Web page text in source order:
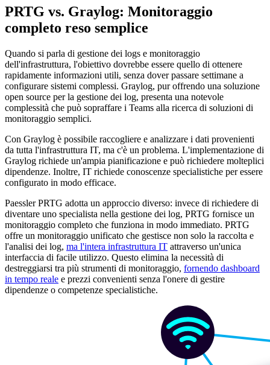
PRTG vs. Graylog: Monitoraggio
completo reso semplice
Quando si parla di gestione dei logs e monitoraggio
dell'infrastruttura, l'obiettivo dovrebbe essere quello di ottenere
rapidamente informazioni utili, senza dover passare settimane a
configurare sistemi complessi. Graylog, pur offrendo una soluzione
open source per la gestione dei log, presenta una notevole
complessità che può sopraffare i Teams alla ricerca di soluzioni di
monitoraggio semplici.
Con Graylog è possibile raccogliere e analizzare i dati provenienti
da tutta l'infrastruttura IT, ma c'è un problema. L'implementazione di
Graylog richiede un'ampia pianificazione e può richiedere molteplici
dipendenze. Inoltre, IT richiede conoscenze specialistiche per essere
configurato in modo efficace.
Paessler PRTG adotta un approccio diverso: invece di richiedere di
diventare uno specialista nella gestione dei log, PRTG fornisce un
monitoraggio completo che funziona in modo immediato. PRTG
offre un monitoraggio unificato che gestisce non solo la raccolta e
l'analisi dei log, ma l'intera infrastruttura IT attraverso un'unica
interfaccia di facile utilizzo. Questo elimina la necessità di
destreggiarsi tra più strumenti di monitoraggio, fornendo dashboard
in tempo reale e prezzi convenienti senza l'onere di gestire
dipendenze o competenze specialistiche.